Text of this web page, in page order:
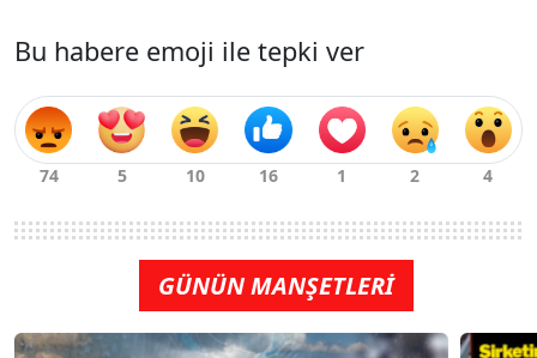
Bu habere emoji ile tepki ver
GÜNÜN MANŞETLERİ